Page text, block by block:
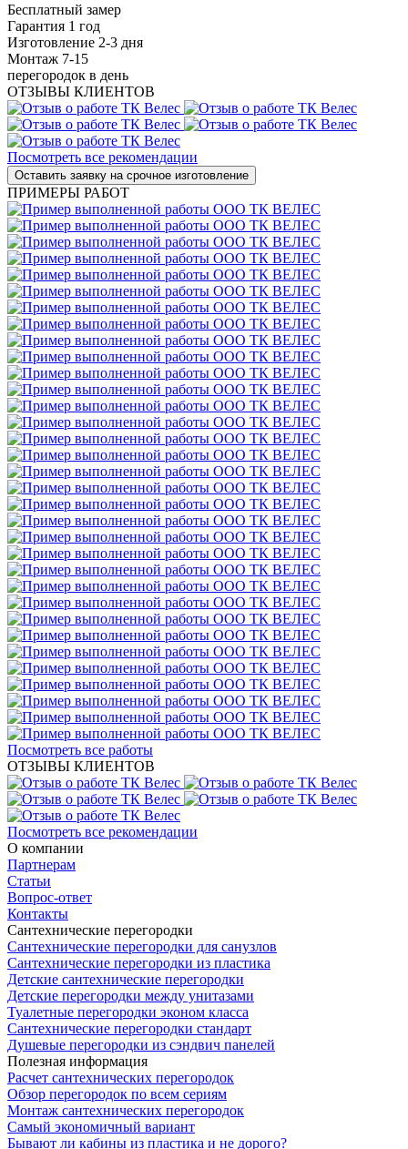
Бесплатный замер
Гарантия 1 год
Изготовление 2-3 дня
Монтаж 7-15
перегородок в день
ОТЗЫВЫ КЛИЕНТОВ
Посмотреть все рекомендации
ПРИМЕРЫ РАБОТ
Посмотреть все работы
ОТЗЫВЫ КЛИЕНТОВ
Посмотреть все рекомендации
О компании
Партнерам
Статьи
Вопрос-ответ
Контакты
Сантехнические перегородки
Сантехнические перегородки для санузлов
Сантехнические перегородки из пластика
Детские сантехнические перегородки
Детские перегородки между унитазами
Туалетные перегородки эконом класса
Сантехнические перегородки стандарт
Душевые перегородки из сэндвич панелей
Полезная информация
Расчет сантехнических перегородок
Обзор перегородок по всем сериям
Монтаж сантехнических перегородок
Самый экономичный вариант
Бывают ли кабины из пластика и не дорого?